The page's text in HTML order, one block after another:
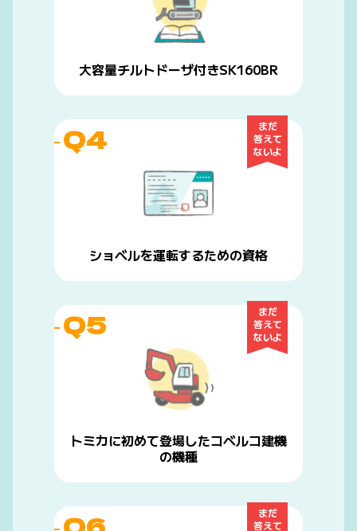
大容量チルトドーザ付きSK160BR
まだ
答えて
ないよ
Q4
ショベルを運転するための資格
まだ
答えて
ないよ
Q5
トミカに初めて登場したコベルコ建機
の機種
まだ
答えて